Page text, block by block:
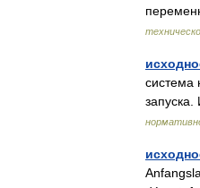
система